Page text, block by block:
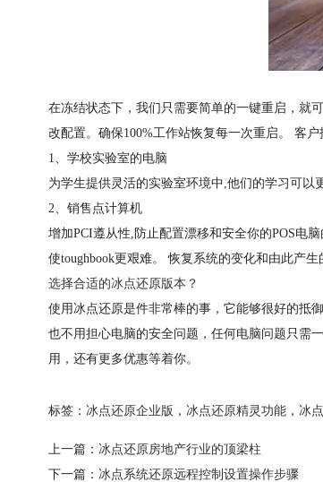
在冻结状态下，我们只需要简单的一键重启，就
改配置。确保100%工作站恢复每一次重启。 客户
1、学校实验室的电脑
为学生提供灵活的实验室环境中,他们的学习可以
2、销售点计算机
增加PCI遵从性,防止配置漂移和安全你的POS电
使toughbook更艰难。 恢复系统的变化和由此产
选择合适的冰点还原版本？
使用冰点还原是件非常棒的事，它能够很好的抵
也不用担心电脑的安全问题，任何电脑问题只需
用，还有更多优惠等着你。
标签：冰点还原企业版 ，冰点还原精灵功能 ，冰
上一篇：冰点还原房地产行业的顶梁柱
下一篇：冰点系统还原远程控制设置操作步骤